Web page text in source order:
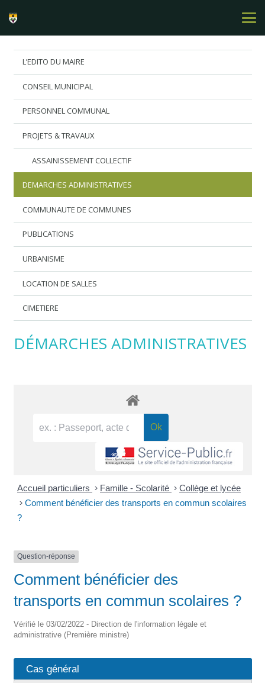
L’EDITO DU MAIRE
CONSEIL MUNICIPAL
PERSONNEL COMMUNAL
PROJETS & TRAVAUX
ASSAINISSEMENT COLLECTIF
DEMARCHES ADMINISTRATIVES
COMMUNAUTE DE COMMUNES
PUBLICATIONS
URBANISME
LOCATION DE SALLES
CIMETIERE
DÉMARCHES ADMINISTRATIVES
Accueil particuliers > Famille - Scolarité > Collège et lycée
> Comment bénéficier des transports en commun scolaires
?
Question-réponse
Comment bénéficier des
transports en commun scolaires ?
Vérifié le 03/02/2022 - Direction de l'information légale et
administrative (Première ministre)
Cas général